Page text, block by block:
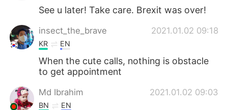
See u later! Take care. Brexit was over!
insect_the_brave 2021.01.02 09:18
KR EN
When the cute calls, nothing is obstacle
to get appointment
Md Ibrahim 2021.01.02 09:03
BN EN